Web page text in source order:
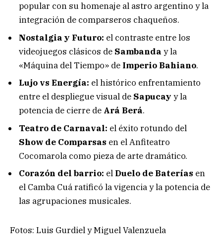
popular con su homenaje al astro argentino y la
integración de comparseros chaqueños.
Nostalgia y Futuro: el contraste entre los
videojuegos clásicos de Sambanda y la
«Máquina del Tiempo» de Imperio Bahiano.
Lujo vs Energía: el histórico enfrentamiento
entre el despliegue visual de Sapucay y la
potencia de cierre de Ará Berá.
Teatro de Carnaval: el éxito rotundo del
Show de Comparsas en el Anfiteatro
Cocomarola como pieza de arte dramático.
Corazón del barrio: el Duelo de Baterías en
el Camba Cuá ratificó la vigencia y la potencia de
las agrupaciones musicales.
Fotos: Luis Gurdiel y Miguel Valenzuela